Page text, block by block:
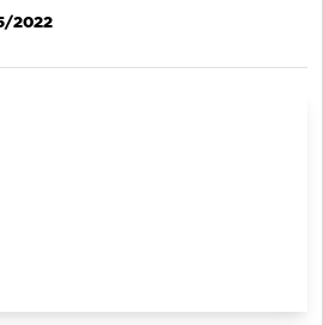
2022